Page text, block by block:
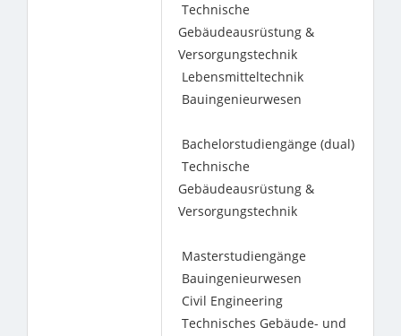
Technische
Gebäudeausrüstung &
Versorgungstechnik
Lebensmitteltechnik
Bauingenieurwesen
Bachelorstudiengänge (dual)
Technische
Gebäudeausrüstung &
Versorgungstechnik
Masterstudiengänge
Bauingenieurwesen
Civil Engineering
Technisches Gebäude- und